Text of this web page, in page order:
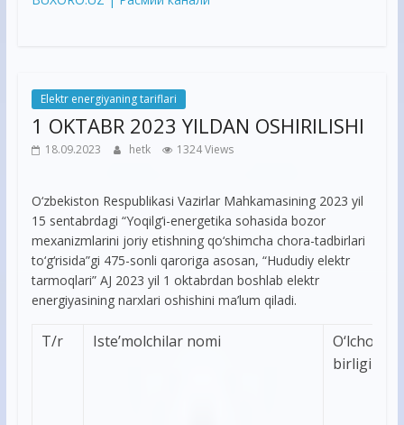
Elektr energiyaning tariflari
1 OKTABR 2023 YILDAN OSHIRILISHI
18.09.2023 hetk 1324 Views
О‘zbekiston Respublikasi Vazirlar Mahkamasining 2023 yil
15 sentabrdagi “Yoqilg‘i-energetika sohasida bozor
mexanizmlarini joriy etishning qо‘shimcha chora-tadbirlari
tо‘g‘risida”gi 475-sonli qaroriga asosan, “Hududiy elektr
tarmoqlari” AJ 2023 yil 1 oktabrdan boshlab elektr
energiyasining narxlari oshishini ma’lum qiladi.
T/r Iste’molchilar nomi
О‘lchov
birligi